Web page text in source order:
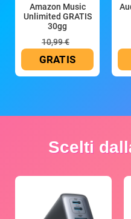
Amazon Music
Unlimited GRATIS
30gg
10,99 €
GRATIS
Scelti